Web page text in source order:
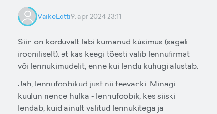
VäikeLotti9. apr 2024 23:11
Siin on korduvalt läbi kumanud küsimus (sageli
irooniliselt), et kas keegi tõesti valib lennufirmat
või lennukimudelit, enne kui lendu kuhugi alustab.
Jah, lennufoobikud just nii teevadki. Minagi
kuulun nende hulka - lennufoobik, kes siiski
lendab, kuid ainult valitud lennukitega ja